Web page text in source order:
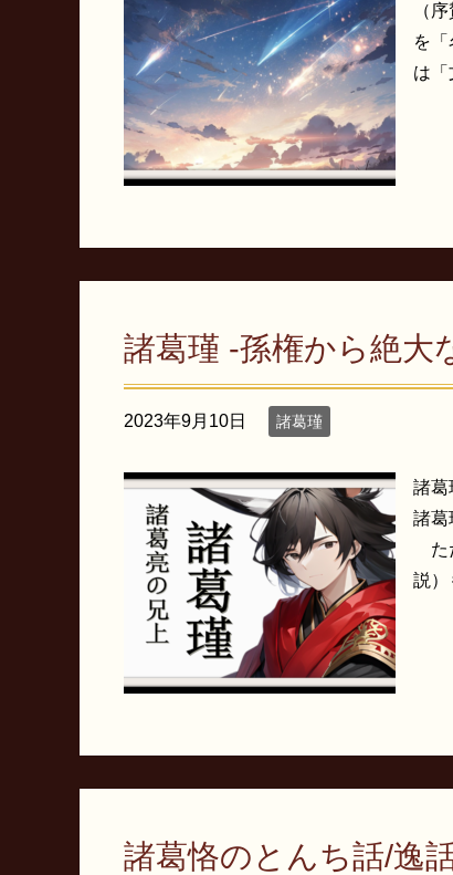
（
を
は
諸葛瑾 -孫権から絶大
2023年9月10日 諸葛瑾
諸葛
諸葛
た
説）
諸葛恪のとんち話/逸